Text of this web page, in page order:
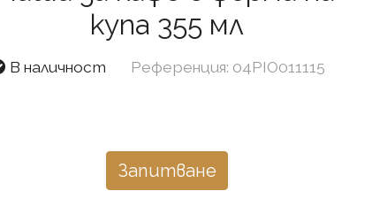
купа 355 мл
В наличност
Референция: 04PIO011115
Запитване